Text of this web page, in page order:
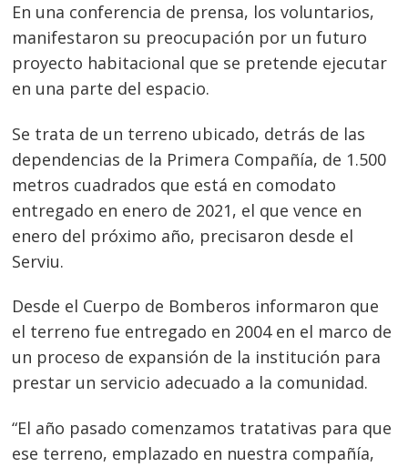
En una conferencia de prensa, los voluntarios,
manifestaron su preocupación por un futuro
proyecto habitacional que se pretende ejecutar
en una parte del espacio.
Se trata de un terreno ubicado, detrás de las
dependencias de la Primera Compañía, de 1.500
metros cuadrados que está en comodato
entregado en enero de 2021, el que vence en
enero del próximo año, precisaron desde el
Serviu.
Desde el Cuerpo de Bomberos informaron que
el terreno fue entregado en 2004 en el marco de
un proceso de expansión de la institución para
prestar un servicio adecuado a la comunidad.
“El año pasado comenzamos tratativas para que
ese terreno, emplazado en nuestra compañía,